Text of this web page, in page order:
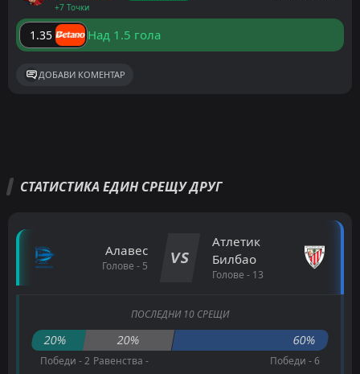
+7 Точки
1.35 Над 1.5 гола
ДОБАВИ КОМЕНТАР
СТАТИСТИКА ЕДИН СРЕЩУ ДРУГ
Алавес
Голове - 5 VS
Атлетик
Билбао
Голове - 13
ПОСЛЕДНИ 10 СРЕЩИ
20% 20% 60%
Победи - 2 Равенства -
Победи - 6